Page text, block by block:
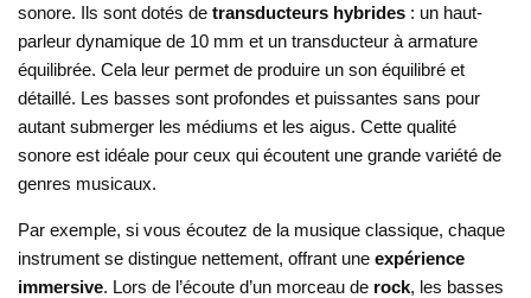
sonore. Ils sont dotés de transducteurs hybrides : un haut-
parleur dynamique de 10 mm et un transducteur à armature
équilibrée. Cela leur permet de produire un son équilibré et
détaillé. Les basses sont profondes et puissantes sans pour
autant submerger les médiums et les aigus. Cette qualité
sonore est idéale pour ceux qui écoutent une grande variété de
genres musicaux.
Par exemple, si vous écoutez de la musique classique, chaque
instrument se distingue nettement, offrant une expérience
immersive. Lors de l’écoute d’un morceau de rock, les basses